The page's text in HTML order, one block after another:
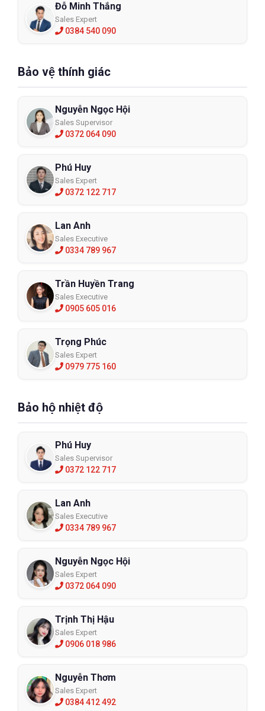
Đỗ Minh Thắng
Sales Expert
0384 540 090
Bảo vệ thính giác
Nguyễn Ngọc Hội
Sales Supervisor
0372 064 090
Phú Huy
Sales Expert
0372 122 717
Lan Anh
Sales Executive
0334 789 967
Trần Huyền Trang
Sales Executive
0905 605 016
Trọng Phúc
Sales Expert
0979 775 160
Bảo hộ nhiệt độ
Phú Huy
Sales Supervisor
0372 122 717
Lan Anh
Sales Executive
0334 789 967
Nguyễn Ngọc Hội
Sales Expert
0372 064 090
Trịnh Thị Hậu
Sales Expert
0906 018 986
Nguyễn Thơm
Sales Expert
0384 412 492